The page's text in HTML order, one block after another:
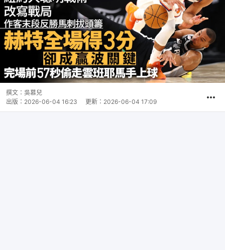
撰文： 吳慕兒
出版： 2026-06-04 16:23 更新： 2026-06-04 17:09